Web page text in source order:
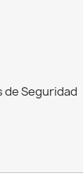
de Seguridad